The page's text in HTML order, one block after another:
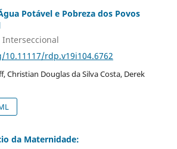
Potável e Pobreza dos Povos
Interseccional
rdp.v19i104.6762
Christian Douglas da Silva Costa, Derek
da Maternidade: